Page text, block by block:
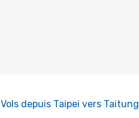
Vols depuis Taipei vers Taitung